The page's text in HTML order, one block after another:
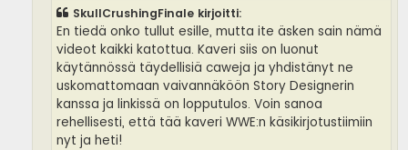
SkullCrushingFinale kirjoitti:
En tiedä onko tullut esille, mutta ite äsken sain nämä
videot kaikki katottua. Kaveri siis on luonut
käytännössä täydellisiä caweja ja yhdistänyt ne
uskomattomaan vaivannäköön Story Designerin
kanssa ja linkissä on lopputulos. Voin sanoa
rehellisesti, että tää kaveri WWE:n käsikirjotustiimiin
nyt ja heti!